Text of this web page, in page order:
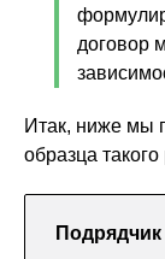
договор
Итак, ниже мы
образца такого